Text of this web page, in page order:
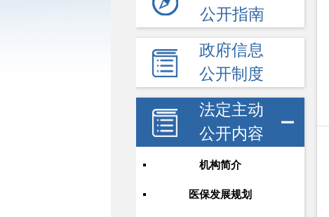
公开指南
政府信息
公开制度
法定主动
公开内容
机构简介
医保发展规划